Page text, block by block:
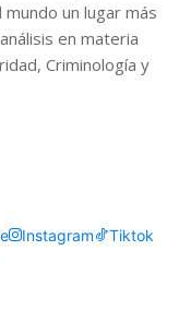
un lugar más
en materia
Criminología y
Instagram
Tiktok